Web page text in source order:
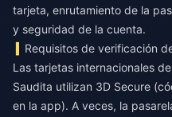
tarjeta, enrutamiento de la
y seguridad de la cuenta.
Requisitos de verificación
Las tarjetas internacionales
Saudita utilizan 3D Secure
en la app). A veces, la